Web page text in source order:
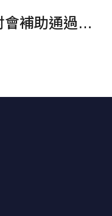
2024-12-13 本階段研討會補助通過名單